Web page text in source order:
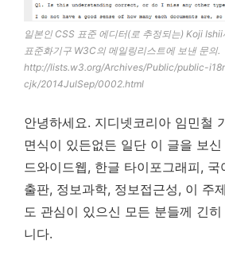
일본인 CSS 표준 에디터(로 추정되는) Koji
표준화기구 W3C의 메일링리스트에 보낸 문의.
http://lists.w3.org/Archives/Public/public-
cjk/2014JulSep/0002.html
안녕하세요. 지디넷코리아 임민철
면식이 있든없든 일단 이 글을 보
드와이드웹, 한글 타이포그래피, 국
출판, 정보과학, 정보접근성, 이 주
도 관심이 있으신 모든 분들께 긴
니다.